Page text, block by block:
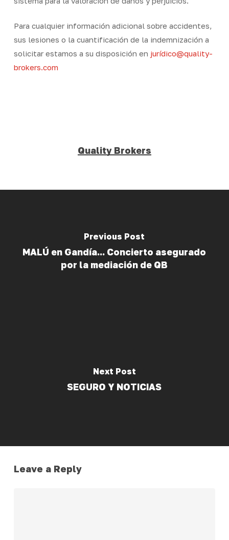
Para cualquier información adicional sobre accidentes,
sus lesiones o la cuantificación de la indemnización a
solicitar estamos a su disposición en jurídico@quality-
brokers.com
Quality Brokers
Previous Post
MALÚ en Gandía... Concierto asegurado
por la mediación de QB
Next Post
SEGURO Y NOTICIAS
Leave a Reply